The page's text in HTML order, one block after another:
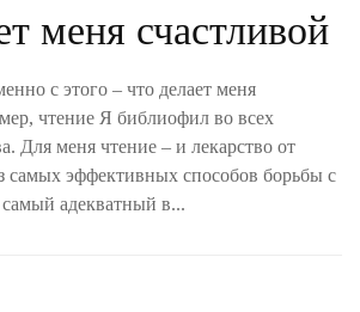
меня счастливой
с этого – что делает меня
чтение Я библиофил во всех
Для меня чтение – и лекарство от
самых эффективных способов борьбы с
адекватный в...